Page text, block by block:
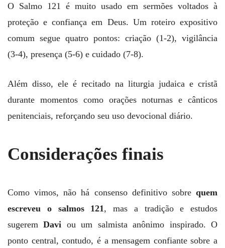
O Salmo 121 é muito usado em sermões voltados à
proteção e confiança em Deus. Um roteiro expositivo
comum segue quatro pontos: criação (1‑2), vigilância
(3‑4), presença (5‑6) e cuidado (7‑8).
Além disso, ele é recitado na liturgia judaica e cristã
durante momentos como orações noturnas e cânticos
penitenciais, reforçando seu uso devocional diário.
Considerações finais
Como vimos, não há consenso definitivo sobre quem
escreveu o salmos 121, mas a tradição e estudos
sugeremDavi ou um salmista anônimo inspirado. O
ponto central, contudo, é a mensagem confiante sobre a